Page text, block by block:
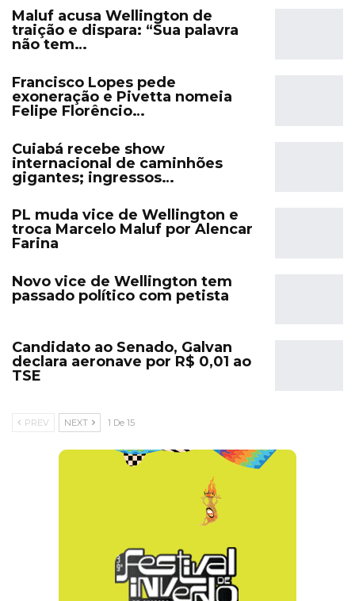
Maluf acusa Wellington de
traição e dispara: “Sua palavra
não tem…
Francisco Lopes pede
exoneração e Pivetta nomeia
Felipe Florêncio…
Cuiabá recebe show
internacional de caminhões
gigantes; ingressos…
PL muda vice de Wellington e
troca Marcelo Maluf por Alencar
Farina
Novo vice de Wellington tem
passado político com petista
Candidato ao Senado, Galvan
declara aeronave por R$ 0,01 ao
TSE
PREV NEXT 1 De 15